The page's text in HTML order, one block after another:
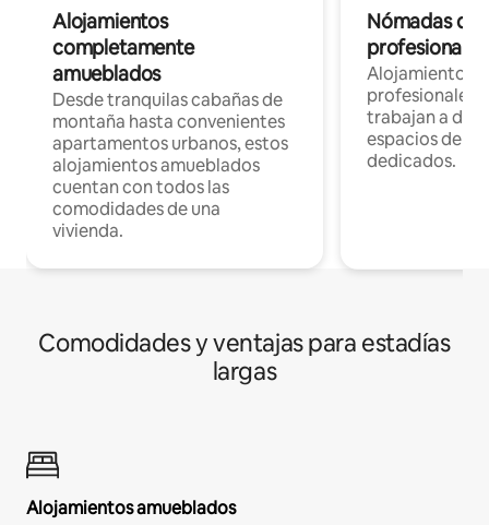
Alojamientos
completamente
amueblados
Desde tranquilas cabañas de
montaña hasta convenientes
apartamentos urbanos, estos
alojamientos amueblados
cuentan con todos las
comodidades de una
vivienda.
Nómadas
Alojamientos
profesionales
trabajan a
espacios de
dedicados.
Comodidades y ventajas para estadías
largas
Alojamientos amueblados